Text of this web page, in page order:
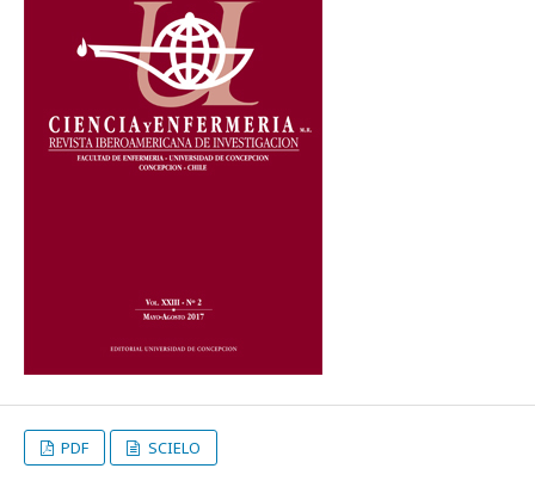
PDF SCIELO